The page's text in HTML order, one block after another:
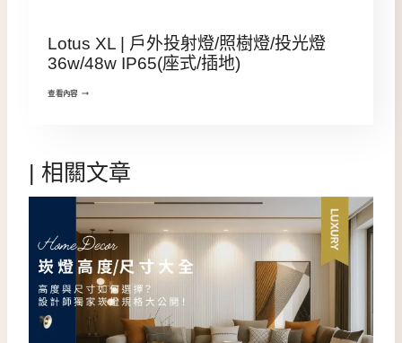
Lotus XL | 戶外投射燈/照樹燈/投光燈
36w/48w IP65(座式/插地)
查看內容
| 相關文章